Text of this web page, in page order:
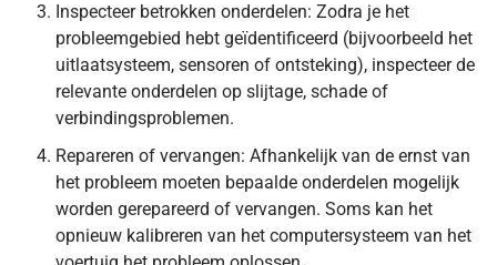
Inspecteer betrokken onderdelen: Zodra je het
probleemgebied hebt geïdentificeerd (bijvoorbeeld het
uitlaatsysteem, sensoren of ontsteking), inspecteer de
relevante onderdelen op slijtage, schade of
verbindingsproblemen.
Repareren of vervangen: Afhankelijk van de ernst van
het probleem moeten bepaalde onderdelen mogelijk
worden gerepareerd of vervangen. Soms kan het
opnieuw kalibreren van het computersysteem van het